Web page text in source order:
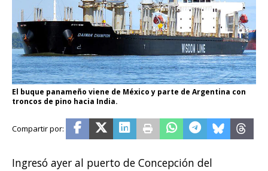
El buque panameño viene de México y parte de Argentina con
troncos de pino hacia India.
Ingresó ayer al puerto de Concepción del